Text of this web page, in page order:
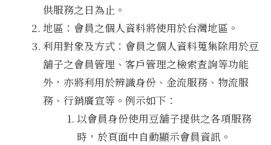
供服務之日為止。
地區：會員之個人資料將使用於台灣地區。
利用對象及方式：會員之個人資料蒐集除用於豆
舖子之會員管理、客戶管理之檢索查詢等功能
外，亦將利用於辨識身份、金流服務、物流服
務、行銷廣宣等。例示如下：
以會員身份使用豆舖子提供之各項服務
時，於頁面中自動顯示會員資訊。